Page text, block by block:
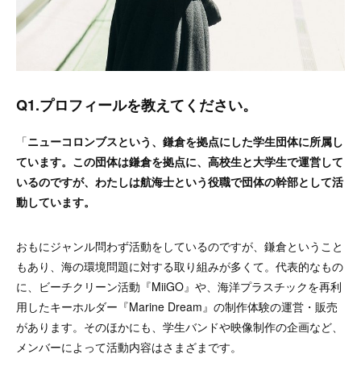
Q1.プロフィールを教えてください。
「ニューコロンブスという、鎌倉を拠点にした学生団体に所属し
ています。この団体は鎌倉を拠点に、高校生と大学生で運営して
いるのですが、わたしは航海士という役職で団体の幹部として活
動しています。
おもにジャンル問わず活動をしているのですが、鎌倉ということ
もあり、海の環境問題に対する取り組みが多くて。代表的なもの
に、ビーチクリーン活動『MiiGO』や、海洋プラスチックを再利
用したキーホルダー『Marine Dream』の制作体験の運営・販売
があります。そのほかにも、学生バンドや映像制作の企画など、
メンバーによって活動内容はさまざまです。